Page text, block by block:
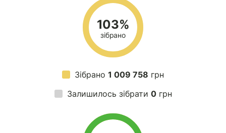
103%
зібрано
Зібрано 1 009 758 грн
Залишилось зібрати 0грн